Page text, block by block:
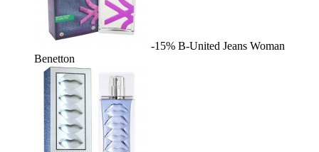
-15% B-United Jeans Woman
Benetton